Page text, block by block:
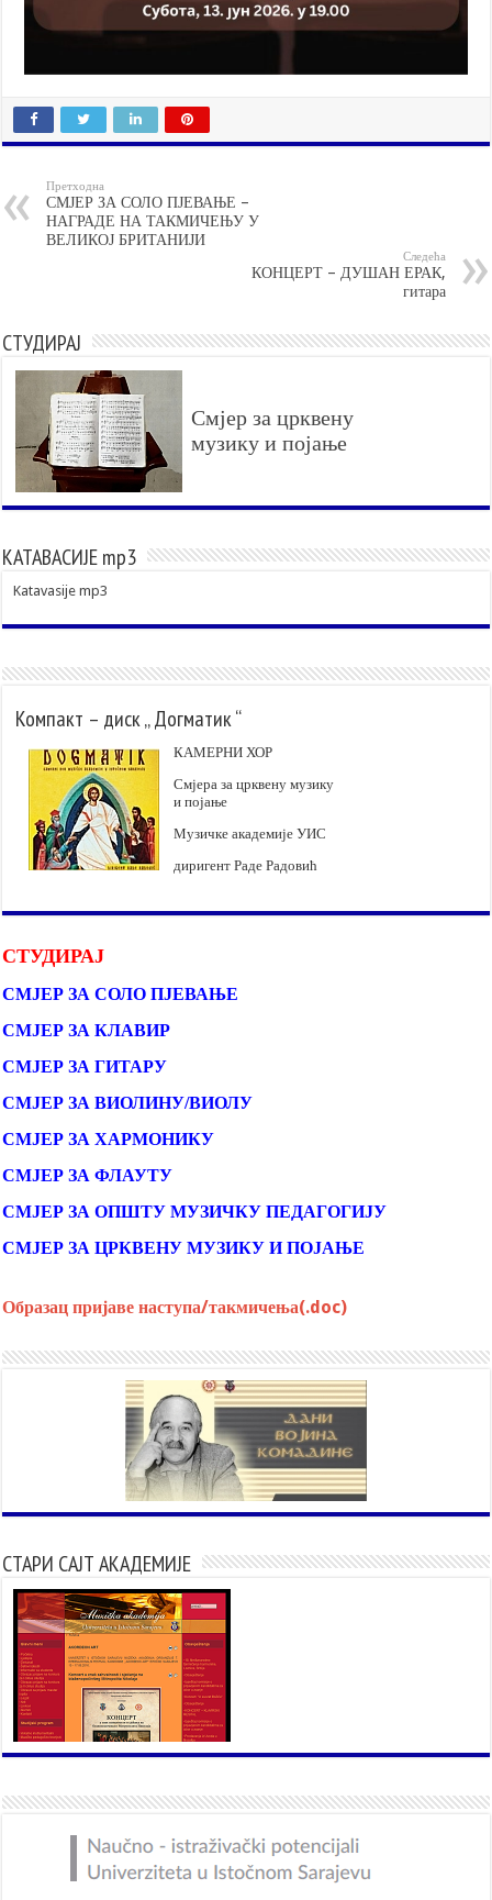
Претходна
СМЈЕР ЗА СОЛО ПЈЕВАЊЕ –
НАГРАДЕ НА ТАКМИЧЕЊУ У
ВЕЛИКОЈ БРИТАНИЈИ
Следећа
КОНЦЕРТ – ДУШАН ЕРАК,
гитара
СТУДИРАЈ
Смјер за црквену
музику и појање
КАТАВАСИЈЕ mp3
Katavasije mp3
Компакт – диск „ Догматик “
КАМЕРНИ ХОР
Смјера за црквену музику
и појање
Музичке академије УИС
диригент Раде Радовић
СТУДИРАЈ
СМЈЕР ЗА СОЛО ПЈЕВАЊЕ
СМЈЕР ЗА КЛАВИР
СМЈЕР ЗА ГИТАРУ
СМЈЕР ЗА ВИОЛИНУ/ВИОЛУ
СМЈЕР ЗА ХАРМОНИКУ
СМЈЕР ЗА ФЛАУТУ
СМЈЕР ЗА ОПШТУ МУЗИЧКУ ПЕДАГОГИЈУ
СМЈЕР ЗА ЦРКВЕНУ МУЗИКУ И ПОЈАЊЕ
Образац пријаве наступа/такмичења(.doc)
СТАРИ САЈТ АКАДЕМИЈЕ